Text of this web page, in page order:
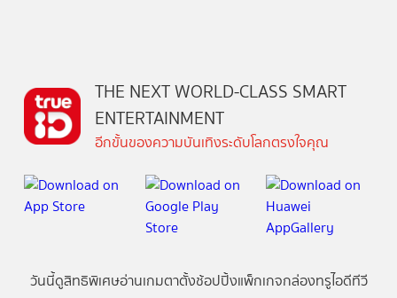
THE NEXT WORLD-CLASS SMART
ENTERTAINMENT
อีกขั้นของความบันเทิงระดับโลกตรงใจคุณ
วันนี้ดูสิทธิพิเศษอ่านเกมตาตั้งช้อปปิ้งแพ็กเกจกล่องทรูไอดีทีวี